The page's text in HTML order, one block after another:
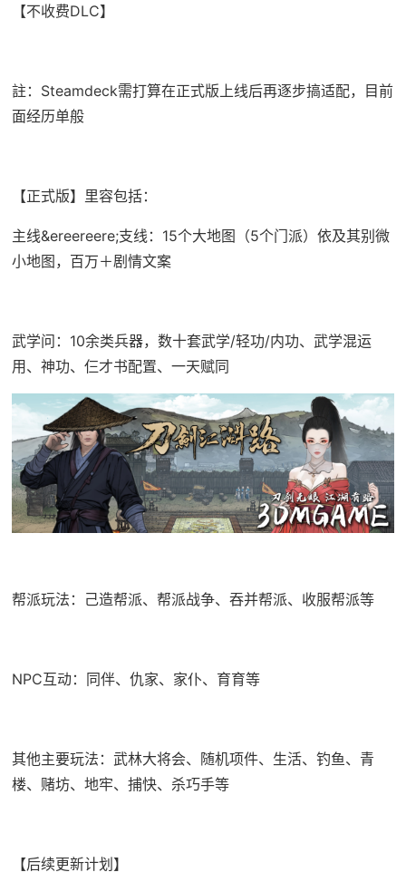
【不收费DLC】
註：Steamdeck需打算在正式版上线后再逐步搞适配，目前
面经历单般
【正式版】里容包括：
主线&ereereere;支线：15个大地图（5个门派）依及其别微
小地图，百万＋剧情文案
武学问：10余类兵器，数十套武学/轻功/内功、武学混运
用、神功、仨才书配置、一天赋同
帮派玩法：己造帮派、帮派战争、吞并帮派、收服帮派等
NPC互动：同伴、仇家、家仆、育育等
其他主要玩法：武林大将会、随机项件、生活、钓鱼、青
楼、赌坊、地牢、捕快、杀巧手等
【后续更新计划】